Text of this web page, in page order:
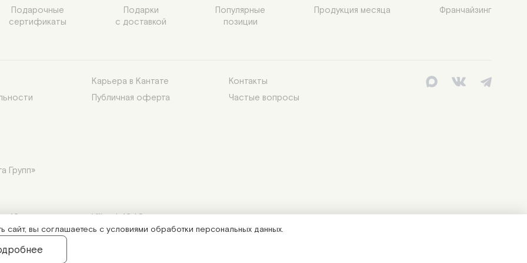
вы соглашаетесь с условиями обработки персональных данных.
Подарочные
сертификаты
Подарки
с доставкой
Популярные
позиции
Продукция месяца Франчайзинг
Карьера в Кантате
Контакты
Публичная оферта Частые вопросы
Групп»
эт. надстр., пом. VIII, оф.1040.